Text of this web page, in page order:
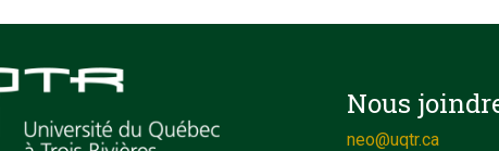
Nous
neo@uqtr.ca